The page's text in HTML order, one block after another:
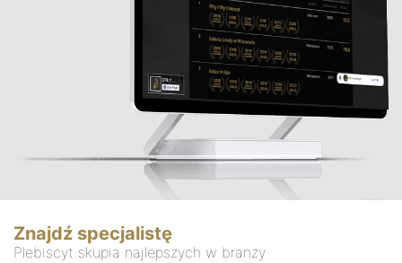
Znajdź specjalistę
Plebiscyt skupia najlepszych w branży